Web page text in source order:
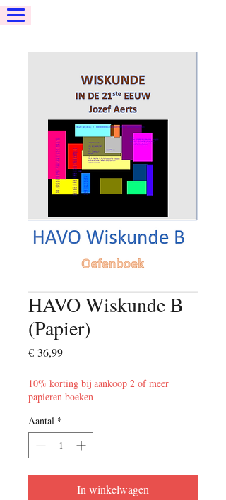
HAVO Wiskunde B
(Papier)
€ 36,99Prijs
10% korting bij aankoop 2 of meer
papieren boeken
Aantal *
In winkelwagen